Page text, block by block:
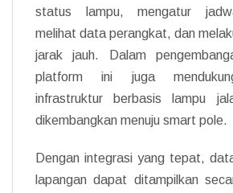
status lampu, mengatur
melihat data perangkat, dan
jarak jauh. Dalam
platform ini juga
infrastruktur berbasis lampu
dikembangkan menuju smart pole.
Dengan integrasi yang tepat,
lapangan dapat ditampilkan